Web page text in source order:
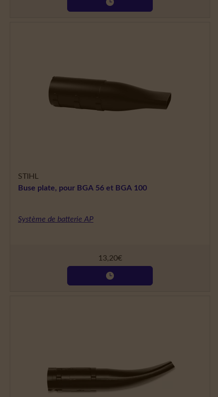
STIHL
Buse plate, pour BGA 56 et BGA 100
Système de batterie AP
13,20€